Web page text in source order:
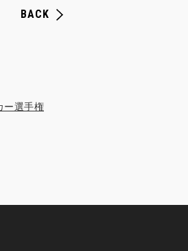
BACK
ー選手権